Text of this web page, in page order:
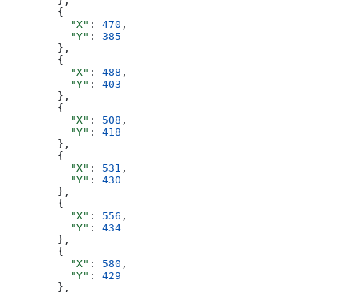
        {
          "X"
: 470 ,
          "Y"
: 385
        },
        {
          "X"
: 488 ,
          "Y"
: 403
        },
        {
          "X"
: 508 ,
          "Y"
: 418
        },
        {
          "X"
: 531 ,
          "Y"
: 430
        },
        {
          "X"
: 556 ,
          "Y"
: 434
        },
        {
          "X"
: 580 ,
          "Y"
: 429
        },